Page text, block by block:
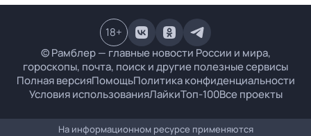
© Рамблер — главные новости России и мира,
гороскопы, почта, поиск и другие полезные сервисы
Полная версияПомощьПолитика конфиденциальности
Условия использованияЛайкиТоп-100Все проекты
18+
На информационном ресурсе применяются